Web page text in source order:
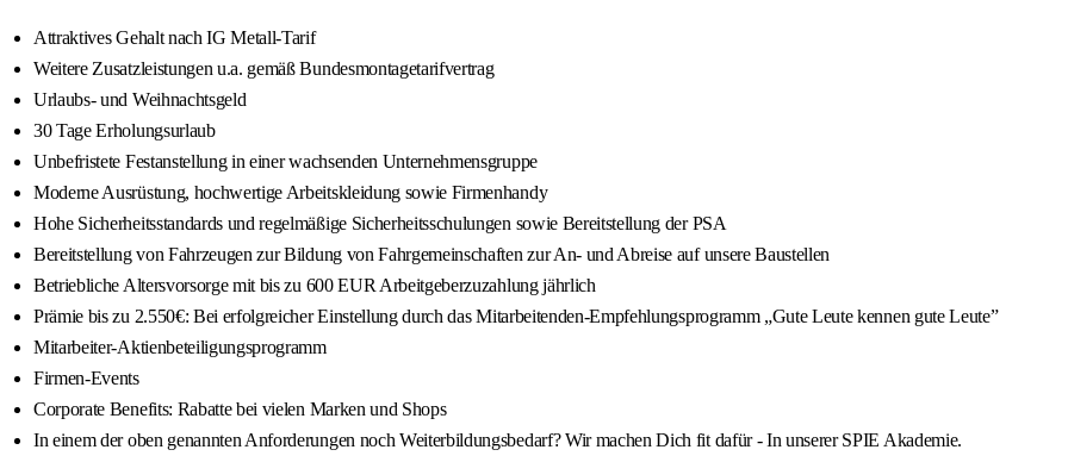
Attraktives Gehalt nach IG Metall-Tarif
Weitere Zusatzleistungen u.a. gemäß Bundesmontagetarifvertrag
Urlaubs- und Weihnachtsgeld
30 Tage Erholungsurlaub
Unbefristete Festanstellung in einer wachsenden Unternehmensgruppe
Moderne Ausrüstung, hochwertige Arbeitskleidung sowie Firmenhandy
Hohe Sicherheitsstandards und regelmäßige Sicherheitsschulungen sowie Bereitstellung der PSA
Bereitstellung von Fahrzeugen zur Bildung von Fahrgemeinschaften zur An- und Abreise auf unsere Baustellen
Betriebliche Altersvorsorge mit bis zu 600 EUR Arbeitgeberzuzahlung jährlich
Prämie bis zu 2.550€: Bei erfolgreicher Einstellung durch das Mitarbeitenden-Empfehlungsprogramm „Gute Leute kennen gute Leute”
Mitarbeiter-Aktienbeteiligungsprogramm
Firmen-Events
Corporate Benefits: Rabatte bei vielen Marken und Shops
In einem der oben genannten Anforderungen noch Weiterbildungsbedarf? Wir machen Dich fit dafür - In unserer SPIE Akademie.